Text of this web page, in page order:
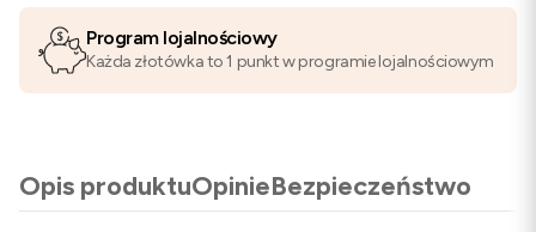
Program lojalnościowy
Każda złotówka to 1 punkt w programie lojalnościowym
Opis produktuOpinieBezpieczeństwo